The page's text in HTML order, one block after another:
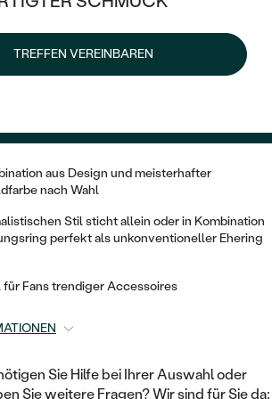
DIAMANTEN
RING
ZUM EINFASSEN
HILFT
KETTEN
EINES KINDES
TREFFEN VEREINBAREN
aus Design und meisterhafter
nach Wahl
Stil sticht allein oder in Kombination
perfekt als unkonventioneller Ehering
Fans trendiger Accessoires
Sie Hilfe bei Ihrer Auswahl oder
Sie weitere Fragen? Wir sind für Sie da: